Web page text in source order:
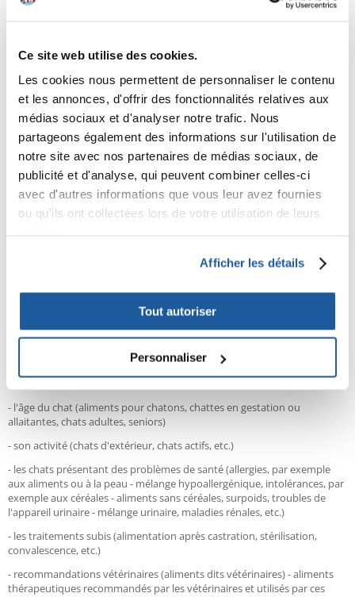
Ce site web utilise des cookies.
Les cookies nous permettent de personnaliser le contenu
et les annonces, d'offrir des fonctionnalités relatives aux
médias sociaux et d'analyser notre trafic. Nous
partageons également des informations sur l'utilisation de
notre site avec nos partenaires de médias sociaux, de
publicité et d'analyse, qui peuvent combiner celles-ci
avec d'autres informations que vous leur avez fournies
ou qu'ils ont collectées lors de votre utilisation de leurs
Afficher les détails
Tout autoriser
Personnaliser
1 2
Un aliment complet est un aliment qui couvre tous les besoins
nutritionnels nécessaires. Il est adapté aux caractéristiques individuelles
et disponible dans de nombreuses variantes de goût. Il n'est pas
nécessaire de recourir à une supplémentation nutritionnelle. Les
aliments complémentaires ne doivent pas constituer la base du régime
alimentaire. Ce ne sont que des friandises, qui complètent l'alimentation
quotidienne. Ils ne contiennent pas tous les nutriments ou les
contiennent en trop petite quantité pour couvrir les besoins quotidiens.
Une alimentation correcte, équilibrée et nutritive assure le bon
fonctionnement de l'ensemble de l'organisme, le nourrit et favorise sa
aliments pour chats imitent et se rapprochent du régime naturel de ces
instinctivement !
Les aliments humides, quel que soit le fabricant, ont quelques
caractéristiques en commun qui les distinguent des aliments secs. Le
propriétaire, afin d'atteindre et de sentir les papilles de son favori, peut
- l'âge du chat (aliments pour chatons, chattes en gestation ou
allaitantes, chats adultes, seniors)
- son activité (chats d'extérieur, chats actifs, etc.)
- les chats présentant des problèmes de santé (allergies, par exemple
aux aliments ou à la peau - mélange hypoallergénique, intolérances, par
exemple aux céréales - aliments sans céréales, surpoids, troubles de
l'appareil urinaire - mélange urinaire, maladies rénales, etc.)
- les traitements subis (alimentation après castration, stérilisation,
convalescence, etc.)
- recommandations vétérinaires (aliments dits vétérinaires) - aliments
thérapeutiques recommandés par les vétérinaires et utilisés par ces